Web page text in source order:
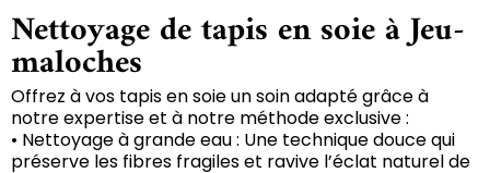
Nettoyage de tapis en soie à Jeu-
maloches
Offrez à vos tapis en soie un soin adapté grâce à
notre expertise et à notre méthode exclusive :
• Nettoyage à grande eau : Une technique douce qui
préserve les fibres fragiles et ravive l’éclat naturel de